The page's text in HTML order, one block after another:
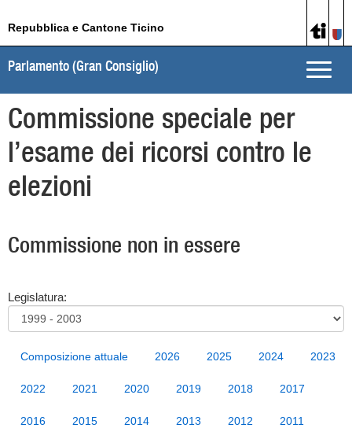
Repubblica e Cantone Ticino
Toggle
Parlamento (Gran Consiglio)
Commissione speciale per
l’esame dei ricorsi contro le
elezioni
Commissione non in essere
Legislatura:
Composizione attuale 2026 2025 2024 2023
2022 2021 2020 2019 2018 2017
2016 2015 2014 2013 2012 2011